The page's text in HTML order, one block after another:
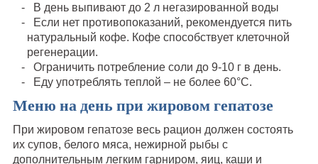
В день выпивают до 2 л негазированной воды
Если нет противопоказаний, рекомендуется пить
натуральный кофе. Кофе способствует клеточной
регенерации.
Ограничить потребление соли до 9-10 г в день.
Еду употреблять теплой – не более 60°C.
Меню на день при жировом гепатозе
При жировом гепатозе весь рацион должен состоять
их супов, белого мяса, нежирной рыбы с
дополнительным легким гарниром, яиц, каши и